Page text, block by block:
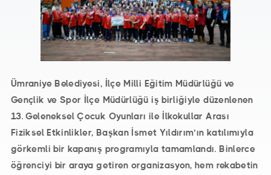
Ümraniye Belediyesi, İlçe Milli Eğitim Müdürlüğü ve
Gençlik ve Spor İlçe Müdürlüğü iş birliğiyle düzenlenen
13. Geleneksel Çocuk Oyunları ile İlkokullar Arası
Fiziksel Etkinlikler, Başkan İsmet Yıldırım’ın katılımıyla
görkemli bir kapanış programıyla tamamlandı. Binlerce
öğrenciyi bir araya getiren organizasyon, hem rekabetin